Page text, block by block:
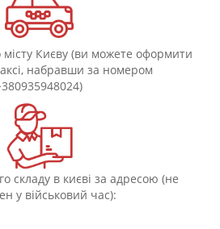
місту Києву (ви можете оформити
набравши за номером
складу в києві за адресою (не
у військовий час):